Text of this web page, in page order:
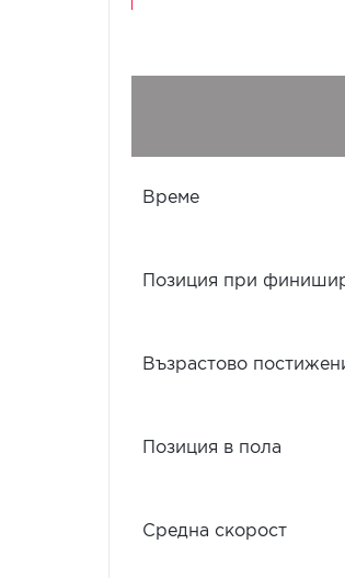
Време
Позиция при
Възрастово
Позиция в пола
Средна скорост